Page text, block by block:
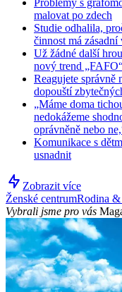
Problémy s
malovat po zdech
Studie odhalila,
činnost má
Už žádné další
nový trend
Reagujete správně
dopouští
„Máme doma
nedokážeme
oprávněně nebo
Komunikace s
usnadnit
Zobrazit více
Ženské centrumRodina
Vybrali jsme pro vás